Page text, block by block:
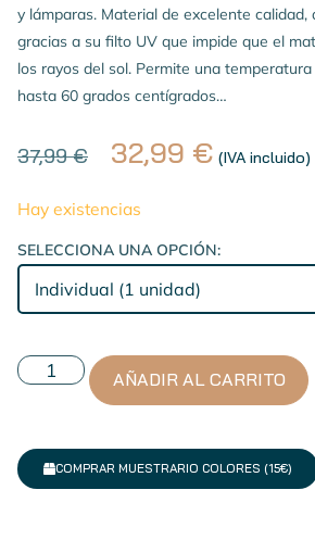
y lámparas. Material de excelente
gracias a su filto UV que impide que el
los rayos del sol. Permite una
hasta 60 grados centígrados…
37,99€ 32,99 € (IVA incluido)
Hay existencias
SELECCIONA UNA OPCIÓN:
AÑADIR AL CARRITO
COMPRAR MUESTRARIO COLORES (15€)